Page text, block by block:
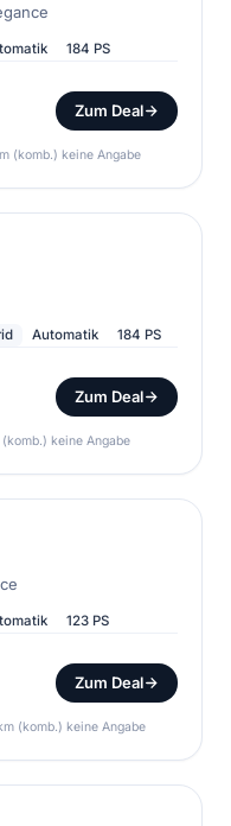
184 PS
Zum Deal
(komb.) keine Angabe
Automatik 184 PS
Zum Deal
keine Angabe
123 PS
Zum Deal
(komb.) keine Angabe